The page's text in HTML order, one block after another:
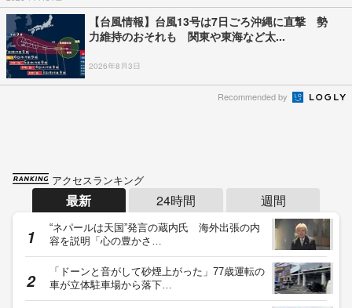
【台風情報】台風13号は7日ごろ沖縄に直撃 勢
力維持のおそれも 関東や東海など太...
2026年8月3日
Recommended by
アクセスランキング
最新 24時間 週間
“ネパールは天国”発言の蔵内氏 海外出張の内
容を説明「心の豊かさ…
「ドーンと音がして砂煙上がった」77歳運転の
車が立体駐車場から落下…